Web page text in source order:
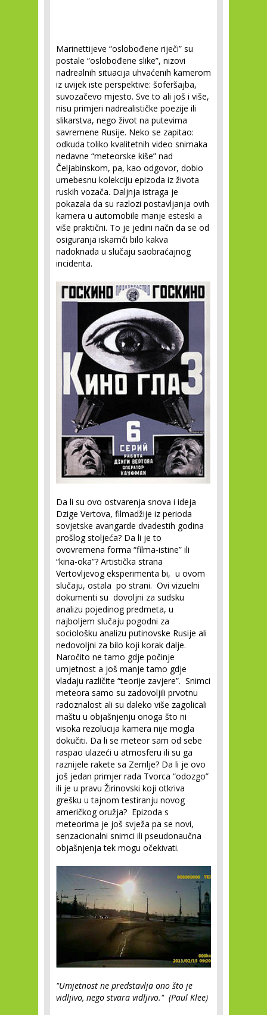
Marinettijeve “oslobođene riječi” su
postale “oslobođene slike”, nizovi
nadrealnih situacija uhvaćenih kamerom
iz uvijek iste perspektive: šoferšajba,
suvozačevo mjesto. Sve to ali još i više,
nisu primjeri nadrealističke poezije ili
slikarstva, nego život na putevima
savremene Rusije. Neko se zapitao:
odkuda toliko kvalitetnih video snimaka
nedavne “meteorske kiše” nad
Čeljabinskom, pa, kao odgovor, dobio
urnebesnu kolekciju epizoda iz života
ruskih vozača. Daljnja istraga je
pokazala da su razlozi postavljanja ovih
kamera u automobile manje esteski a
više praktični. To je jedini načn da se od
osiguranja iskamči bilo kakva
nadoknada u slučaju saobraćajnog
incidenta.
Da li su ovo ostvarenja snova i ideja
Dzige Vertova, filmadžije iz perioda
sovjetske avangarde dvadestih godina
prošlog stoljeća? Da li je to
ovovremena forma “filma-istine” ili
“kina-oka”? Artistička strana
Vertovljevog eksperimenta bi, u ovom
slučaju, ostala po strani. Ovi vizuelni
dokumenti su dovoljni za sudsku
analizu pojedinog predmeta, u
najboljem slučaju pogodni za
sociološku analizu putinovske Rusije ali
nedovoljni za bilo koji korak dalje.
Naročito ne tamo gdje počinje
umjetnost a još manje tamo gdje
vladaju različite “teorije zavjere”. Snimci
meteora samo su zadovoljili prvotnu
radoznalost ali su daleko više zagolicali
maštu u objašnjenju onoga što ni
visoka rezolucija kamera nije mogla
dokučiti. Da li se meteor sam od sebe
raspao ulazeći u atmosferu ili su ga
raznijele rakete sa Zemlje? Da li je ovo
još jedan primjer rada Tvorca “odozgo”
ili je u pravu Žirinovski koji otkriva
grešku u tajnom testiranju novog
američkog oružja? Epizoda s
meteorima je još svježa pa se novi,
senzacionalni snimci ili pseudonaučna
objašnjenja tek mogu očekivati.
"Umjetnost ne predstavlja ono što je
vidljivo, nego stvara vidljivo." (Paul Klee)